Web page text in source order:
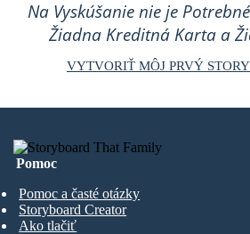
Na Vyskúšanie nie je
Žiadna Kreditná Karta a
VYTVORIŤ MÔJ PRVÝ
Pomoc
Pomoc a časté otázky
Storyboard Creator
Ako tlačiť